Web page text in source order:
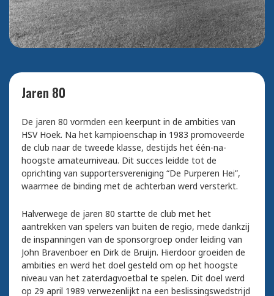
Jaren 80
De jaren 80 vormden een keerpunt in de ambities van
HSV Hoek. Na het kampioenschap in 1983 promoveerde
de club naar de tweede klasse, destijds het één-na-
hoogste amateurniveau. Dit succes leidde tot de
oprichting van supportersvereniging “De Purperen Hei”,
waarmee de binding met de achterban werd versterkt.
Halverwege de jaren 80 startte de club met het
aantrekken van spelers van buiten de regio, mede dankzij
de inspanningen van de sponsorgroep onder leiding van
John Bravenboer en Dirk de Bruijn. Hierdoor groeiden de
ambities en werd het doel gesteld om op het hoogste
niveau van het zaterdagvoetbal te spelen. Dit doel werd
op 29 april 1989 verwezenlijkt na een beslissingswedstrijd